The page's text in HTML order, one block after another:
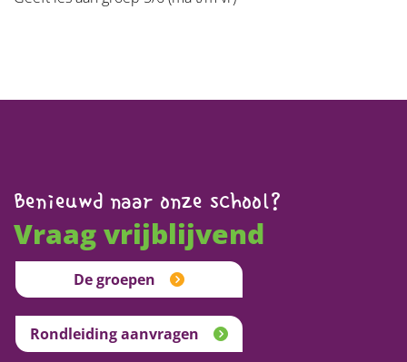
Benieuwd naar onze school?
Vraag vrijblijvend
De groepen
Rondleiding aanvragen